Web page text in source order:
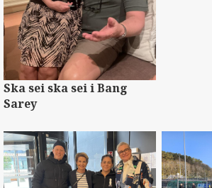
Ska sei ska sei i Bang
Sarey